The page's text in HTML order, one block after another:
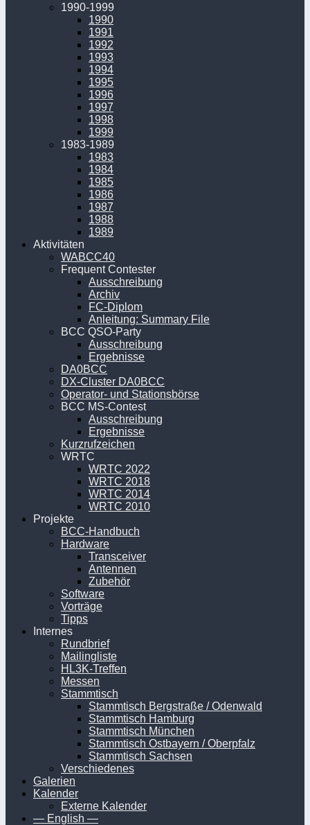
1990-1999
1990
1991
1992
1993
1994
1995
1996
1997
1998
1999
1983-1989
1983
1984
1985
1986
1987
1988
1989
Aktivitäten
WABCC40
Frequent Contester
Ausschreibung
Archiv
FC-Diplom
Anleitung: Summary File
BCC QSO-Party
Ausschreibung
Ergebnisse
DA0BCC
DX-Cluster DA0BCC
Operator- und Stationsbörse
BCC MS-Contest
Ausschreibung
Ergebnisse
Kurzrufzeichen
WRTC
WRTC 2022
WRTC 2018
WRTC 2014
WRTC 2010
Projekte
BCC-Handbuch
Hardware
Transceiver
Antennen
Zubehör
Software
Vorträge
Tipps
Internes
Rundbrief
Mailingliste
HL3K-Treffen
Messen
Stammtisch
Stammtisch Bergstraße / Odenwald
Stammtisch Hamburg
Stammtisch München
Stammtisch Ostbayern / Oberpfalz
Stammtisch Sachsen
Verschiedenes
Galerien
Kalender
Externe Kalender
— English —